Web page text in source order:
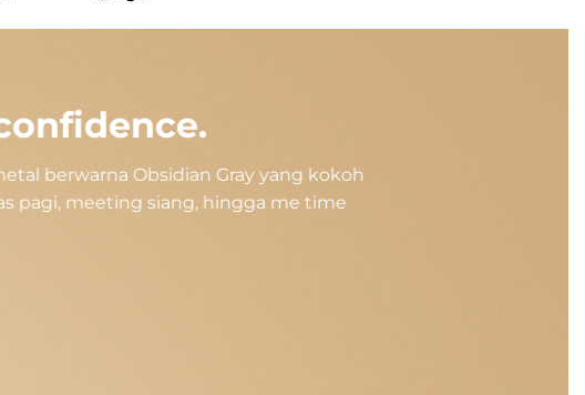
berwarna Obsidian Gray yang kokoh
pagi, meeting siang, hingga me time